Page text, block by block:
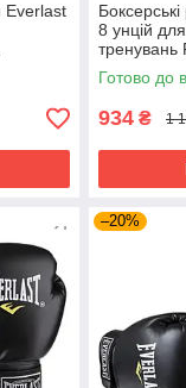
Everlast
8 унцій
тренувань
Синій (EF-
Готово до
934 ₴ 1
–20%